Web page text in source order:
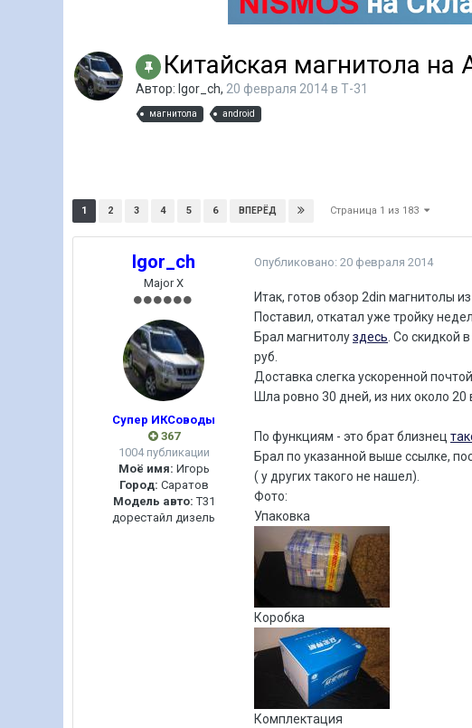
Китайская магнитола на
Автор: Igor_ch, 20 февраля 2014в Т-31
магнитола android
1 2 3 4 5 6 ВПЕРЁД Страница 1 из 183
Igor_ch
Major X
Супер ИКСоводы
367
1004 публикации
Моё имя: Игорь
Город: Саратов
Модель авто: T31
дорестайл дизель
Опубликовано: 20 февраля 2014
Итак, готов обзор 2din магнитолы
Поставил, откатал уже тройку
Брал магнитолуздесь . Со скидкой
руб.
Доставка слегка ускоренной
Шла ровно 30 дней, из них около 20
По функциям - это брат близнец
Брал по указанной выше ссылке,
( у других такого не нашел).
Фото:
Упаковка
Коробка
Комплектация